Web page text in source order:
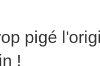
pigé
!